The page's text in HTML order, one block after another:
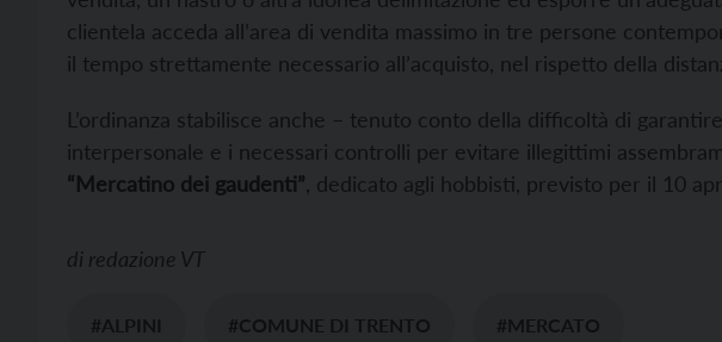
clientela acceda all’area di vendita massimo in tre persone
il tempo strettamente necessario all’acquisto, nel rispetto della
L’ordinanza stabilisce anche – tenuto conto della difficoltà di
interpersonale e i necessari controlli per evitare illegittimi
“Mercatino dei gaudenti” , dedicato agli hobbisti, previsto per il 10
di redazione VT
#ALPINI #COMUNE DI TRENTO #MERCATO